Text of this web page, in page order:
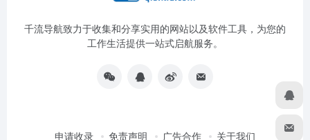
千流导航致力于收集和分享实用的网站以及软件工具，为您的
工作生活提供一站式启航服务。
申请收录 免责声明 广告合作 关于我们